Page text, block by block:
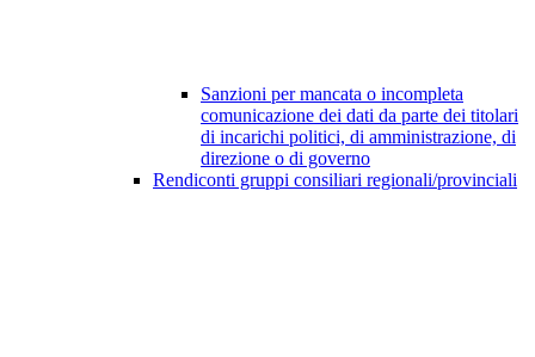
Sanzioni per mancata o incompleta
comunicazione dei dati da parte dei titolari
di incarichi politici, di amministrazione, di
direzione o di governo
Rendiconti gruppi consiliari regionali/provinciali